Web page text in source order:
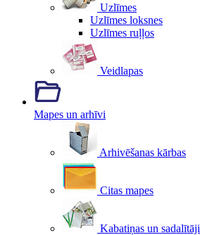
Uzlīmes
Uzlīmes loksnes
Uzlīmes ruļļos
Veidlapas
Mapes un arhīvi
Arhivēšanas kārbas
Citas mapes
Kabatiņas un sadalītāji